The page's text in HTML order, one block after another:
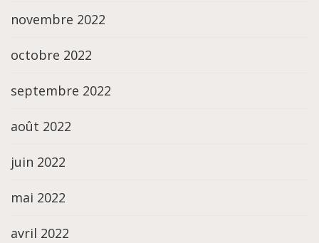
novembre 2022
octobre 2022
septembre 2022
août 2022
juin 2022
mai 2022
avril 2022